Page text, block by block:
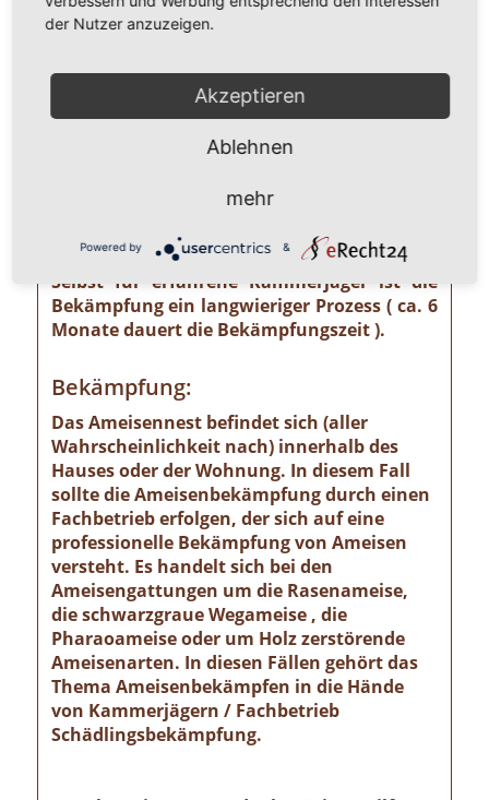
unterschätzendes gesundheitliches und
Pharaoameise gehört zu den gefährlichsten
Ameisenarten überhaupt. Ursprünglich in
Indien beheimatet, ist sie mittlerweile
weltweit verbreitet. Die Gattung ist
verhältnismäßig klein und sieht
bernsteingelb aus. Sollten Sie solch eine
Ameise sehen, ist eine professionelle
Schädlingsbekämpfung absolut notwendig!
Selbst für erfahrene Kammerjäger ist die
Bekämpfung ein langwieriger Prozess ( ca. 6
Monate dauert die Bekämpfungszeit ).
Bekämpfung:
Das Ameisennest befindet sich (aller
Wahrscheinlichkeit nach) innerhalb des
Hauses oder der Wohnung. In diesem Fall
sollte die Ameisenbekämpfung durch einen
Fachbetrieb erfolgen, der sich auf eine
professionelle Bekämpfung von Ameisen
versteht. Es handelt sich bei den
Ameisengattungen um die Rasenameise,
die schwarzgraue Wegameise , die
Pharaoameise oder um Holz zerstörende
Ameisenarten. In diesen Fällen gehört das
Thema Ameisenbekämpfen in die Hände
von Kammerjägern / Fachbetrieb
Schädlingsbekämpfung.
der Nutzer anzuzeigen.
Akzeptieren
Ablehnen
mehr
Powered by &